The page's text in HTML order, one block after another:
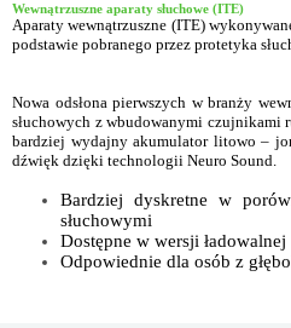
Wewnątrzuszne aparaty słuchowe (ITE)
Aparaty wewnątrzuszne (ITE)
podstawie pobranego przez protetyka
Nowa odsłona pierwszych w branży
słuchowych z wbudowanymi czujnikami
bardziej wydajny akumulator litowo –
dźwięk dzięki technologii Neuro Sound.
Bardziej dyskretne w
słuchowymi
Dostępne w wersji ładowalnej
Odpowiednie dla osób z